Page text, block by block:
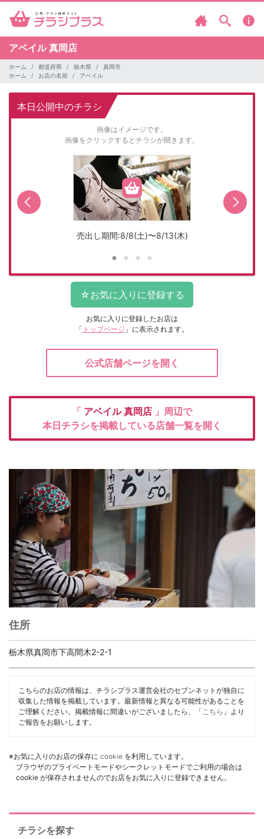
アベイル真岡店
ホーム 都道府県 栃木県
真岡市
ホーム
お店の名前 アベイル
本日公開中のチラシ
画像はイメージです。
画像をクリックするとチラシが開きます。
売出し期間:8/8(土)〜8/13(木)
お気に入りに登録したお店は
「 トップページ 」に表示されます。
公式店舗ページを開く
「 アベイル真岡店 」周辺で
本日チラシを掲載している店舗一覧を開く
住所
栃木県真岡市下高間木2-2-1
こちらのお店の情報は、チラシプラス運営会社のセブンネットが独自に
収集した情報を掲載しています。最新情報と異なる可能性があることを
ご理解ください。掲載情報に間違いがございましたら、「 こちら 」より
ご報告をお願いします。
※お気に入りのお店の保存に cookie を利用しています。
ブラウザのプライベートモードやシークレットモードでご利用の場合は
cookie が保存されませんのでお店をお気に入りに登録できません。
チラシを探す